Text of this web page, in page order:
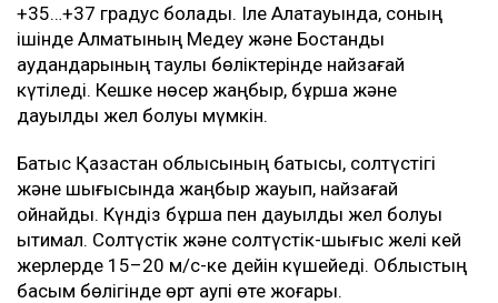
+35…+37 градус болады. Іле Алатауында, соның
ішінде Алматының Медеу және Бостандық
аудандарының таулы бөліктерінде найзағай
күтіледі. Кешке нөсер жаңбыр, бұршақ және
дауылды жел болуы мүмкін.
Батыс Қазақстан облысының батысы, солтүстігі
және шығысында жаңбыр жауып, найзағай
ойнайды. Күндіз бұршақ пен дауылды жел болуы
ықтимал. Солтүстік және солтүстік-шығыс желі кей
жерлерде 15–20 м/с-ке дейін күшейеді. Облыстың
басым бөлігінде өрт қаупі өте жоғары.